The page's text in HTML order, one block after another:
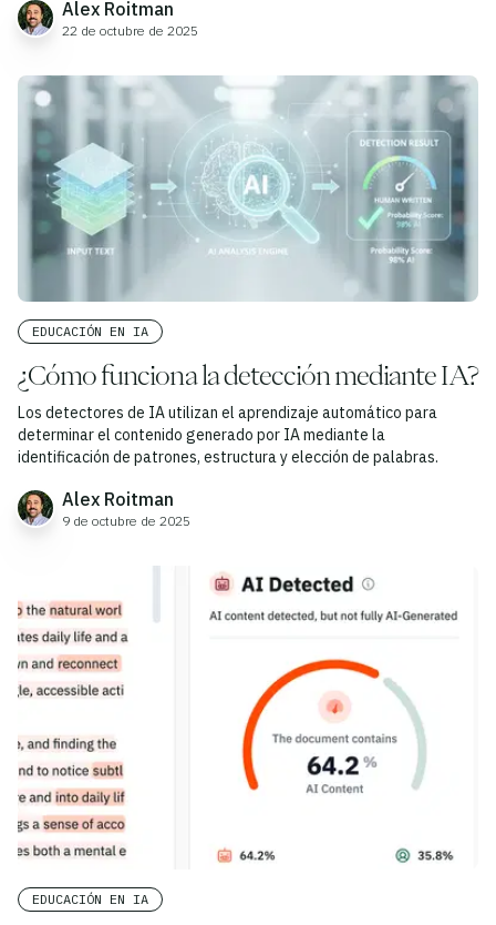
Alex Roitman
22 de octubre de 2025
EDUCACIÓN EN IA
¿Cómo funciona la detección mediante IA?
Los detectores de IA utilizan el aprendizaje automático para
determinar el contenido generado por IA mediante la
identificación de patrones, estructura y elección de palabras.
Alex Roitman
9 de octubre de 2025
EDUCACIÓN EN IA